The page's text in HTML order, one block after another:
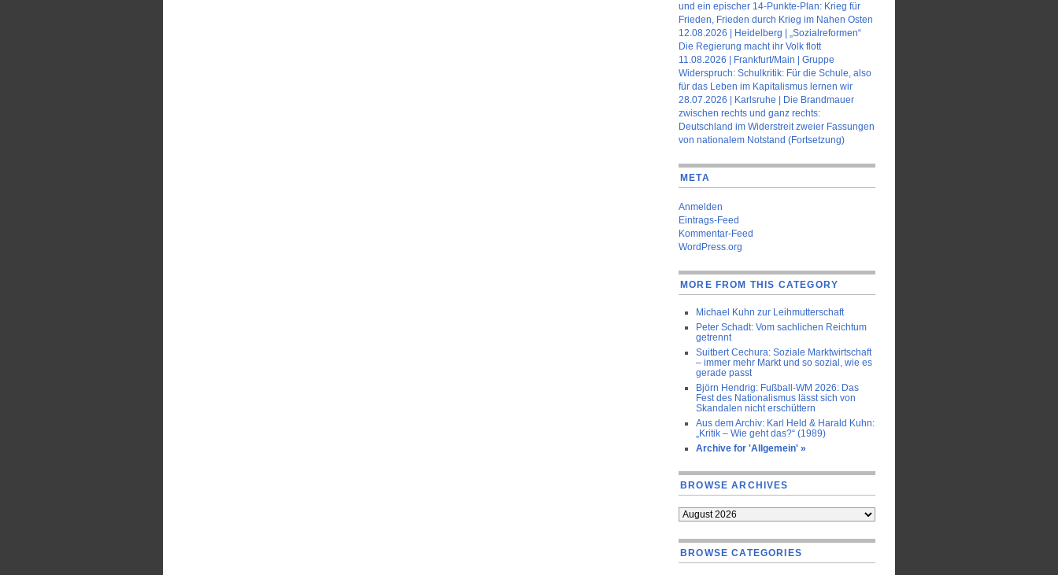
und ein epischer 14-Punkte-Plan: Krieg für
Frieden, Frieden durch Krieg im Nahen Osten
12.08.2026 | Heidelberg | „Sozialreformen“
Die Regierung macht ihr Volk flott
11.08.2026 | Frankfurt/Main | Gruppe
Widerspruch: Schulkritik: Für die Schule, also
für das Leben im Kapitalismus lernen wir
28.07.2026 | Karlsruhe | Die Brandmauer
zwischen rechts und ganz rechts:
Deutschland im Widerstreit zweier Fassungen
von nationalem Notstand (Fortsetzung)
META
Anmelden
Eintrags-Feed
Kommentar-Feed
WordPress.org
MORE FROM THIS CATEGORY
Michael Kuhn zur Leihmutterschaft
Peter Schadt: Vom sachlichen Reichtum
getrennt
Suitbert Cechura: Soziale Marktwirtschaft
– immer mehr Markt und so sozial, wie es
gerade passt
Björn Hendrig: Fußball-WM 2026: Das
Fest des Nationalismus lässt sich von
Skandalen nicht erschüttern
Aus dem Archiv: Karl Held & Harald Kuhn:
„Kritik – Wie geht das?“ (1989)
Archive for 'Allgemein' »
BROWSE ARCHIVES
BROWSE CATEGORIES